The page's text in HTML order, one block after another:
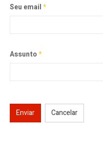
Seu email*
Assunto*
Enviar Cancelar